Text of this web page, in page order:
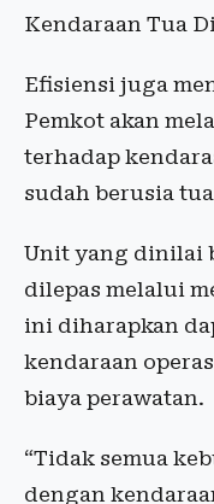
Kendaraan Tua
Efisiensi juga
Pemkot akan
terhadap
sudah berusia
Unit yang dinilai
dilepas melalui
ini diharapkan
kendaraan
biaya perawatan.
“Tidak semua
dengan